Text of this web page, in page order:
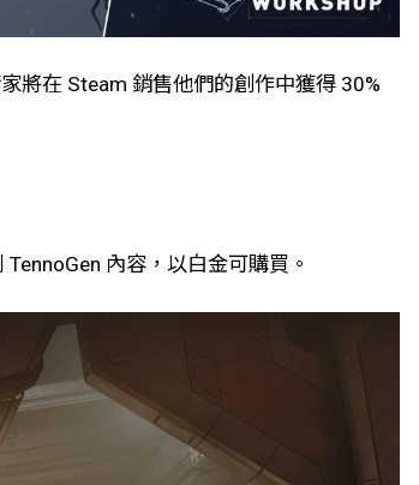
將在 Steam 銷售他們的創作中獲得 30%
內容，以白金可購買。